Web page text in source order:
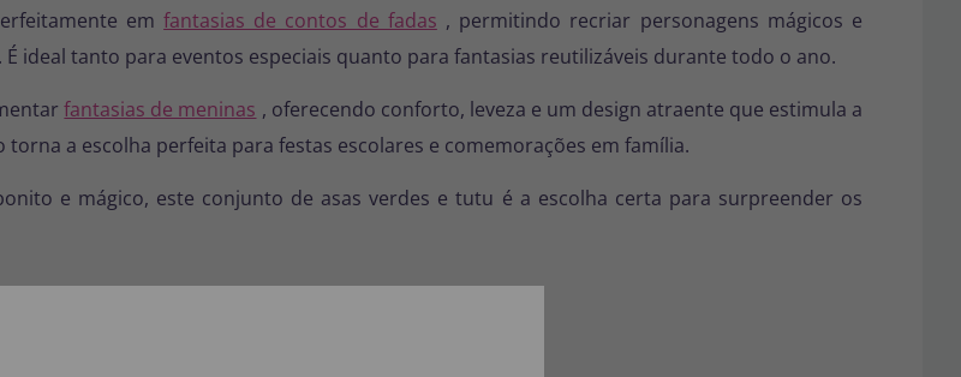
emfantasias de contos de fadas , permitindo recriar personagens mágicos e
ideal tanto para eventos especiais quanto para fantasias reutilizáveis durante todo o ano.
fantasias de meninas , oferecendo conforto, leveza e um design atraente que estimula a
a escolha perfeita para festas escolares e comemorações em família.
e mágico, este conjunto de asas verdes e tutu é a escolha certa para surpreender os